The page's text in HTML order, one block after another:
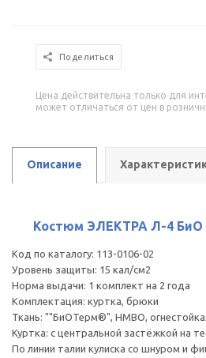
Поделиться
Цена действительна только для
может отличаться от цен в
Описание
Костюм ЭЛЕКТРА Л-4 БиО
Код по каталогу: 113-0106-02
Уровень защиты: 15 кал/см2
Норма выдачи: 1 комплект на 2 года
Комплектация: куртка, брюки
Ткань: ""БиОТерм®", НМВО,
Куртка: с центральной застёжкой на
По линии талии кулиска со шнуром и